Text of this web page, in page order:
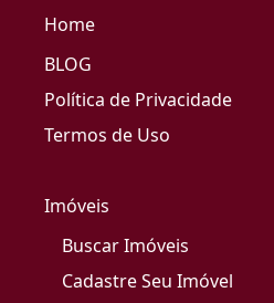
Home
BLOG
Política de Privacidade
Termos de Uso
Imóveis
Buscar Imóveis
Cadastre Seu Imóvel